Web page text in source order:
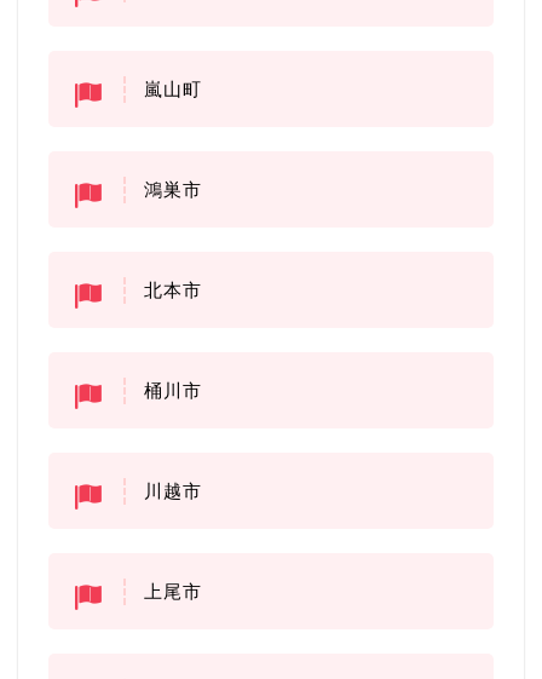
嵐山町
鴻巣市
北本市
桶川市
川越市
上尾市